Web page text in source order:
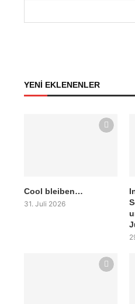
YENİ EKLENENLER
Cool bleiben…
31. Juli 2026